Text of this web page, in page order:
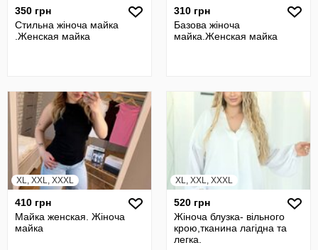
350 грн
Стильна жіноча майка
.Женская майка
310 грн
Базова жіноча
майка.Женская майка
XL, XXL, XXXL
410 грн
Майка женская. Жіноча
майка
XL, XXL, XXXL
520 грн
Жіноча блузка- вільного
крою,тканина лагідна та
легка.